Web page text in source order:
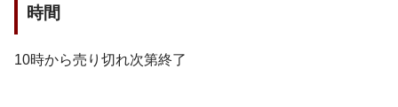
時間
10時から売り切れ次第終了